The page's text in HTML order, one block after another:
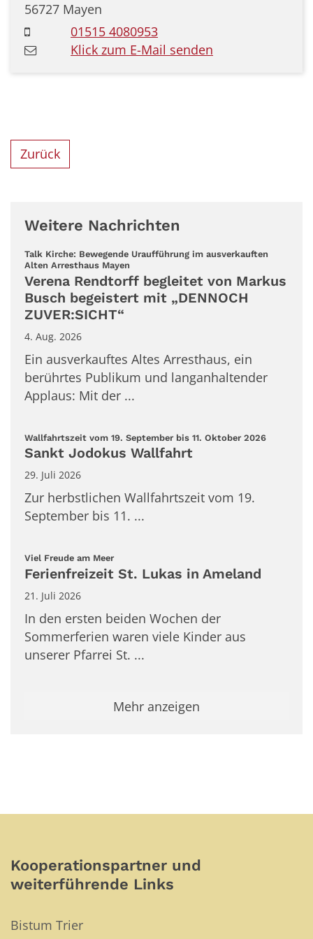
56727 Mayen
01515 4080953
Klick zum E-Mail senden
Zurück
Weitere Nachrichten
Talk Kirche: Bewegende Uraufführung im ausverkauften
Alten Arresthaus Mayen
Verena Rendtorff begleitet von Markus
Busch begeistert mit „DENNOCH
ZUVER:SICHT“
4. Aug. 2026
Ein ausverkauftes Altes Arresthaus, ein
berührtes Publikum und langanhaltender
Applaus: Mit der ...
Wallfahrtszeit vom 19. September bis 11. Oktober 2026:
Sankt Jodokus Wallfahrt
29. Juli 2026
Zur herbstlichen Wallfahrtszeit vom 19.
September bis 11. ...
Viel Freude am Meer:
Ferienfreizeit St. Lukas in Ameland
21. Juli 2026
In den ersten beiden Wochen der
Sommerferien waren viele Kinder aus
unserer Pfarrei St. ...
Mehr anzeigen
Kooperationspartner und
weiterführende Links
Bistum Trier